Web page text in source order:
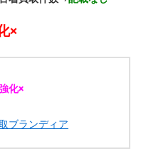
×
化×
ブランディア